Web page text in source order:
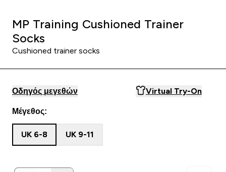
MP Training Cushioned Trainer
Socks
Cushioned trainer socks
Οδηγός μεγεθών Virtual Try-On
Μέγεθος:
UK 6-8 UK 9-11